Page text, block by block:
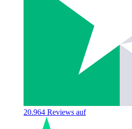
20.964 Reviews auf